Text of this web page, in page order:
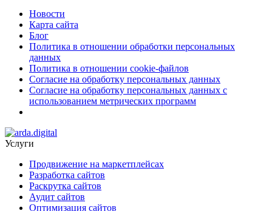
Новости
Карта сайта
Блог
Политика в отношении обработки персональных
данных
Политика в отношении cookie-файлов
Согласие на обработку персональных данных
Согласие на обработку персональных данных с
использованием метрических программ
Услуги
Продвижение на маркетплейсах
Разработка сайтов
Раскрутка сайтов
Аудит сайтов
Оптимизация сайтов